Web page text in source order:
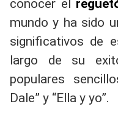
conocer el
mundo y ha sido
significativos de
largo de su
populares
Dale” y “Ella y yo”.